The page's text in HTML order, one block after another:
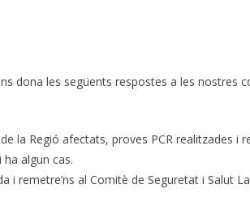
dona les següents respostes a les nostres
la Regió afectats, proves PCR realitzades i
algun cas.
i remetre’ns al Comitè de Seguretat i Salut